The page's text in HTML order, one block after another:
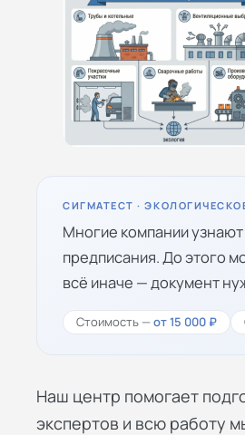
СИГМАТЕСТ ·
Многие компании
предписания. До этого
всё иначе — документ
Стоимость —от 15 000 ₽
Наш центр помогает
экспертов и всю работу